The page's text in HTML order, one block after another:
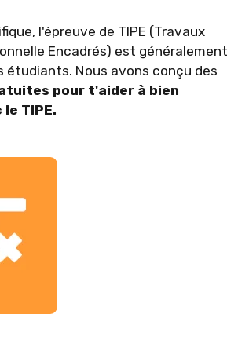
l'épreuve de TIPE (Travaux
Encadrés) est généralement
étudiants. Nous avons conçu des
pour t'aider à bien
TIPE.